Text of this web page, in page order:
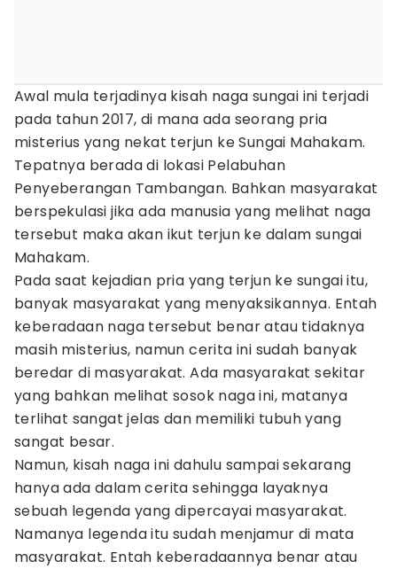
Awal mula terjadinya kisah naga sungai ini terjadi
pada tahun 2017, di mana ada seorang pria
misterius yang nekat terjun ke Sungai Mahakam.
Tepatnya berada di lokasi Pelabuhan
Penyeberangan Tambangan. Bahkan masyarakat
berspekulasi jika ada manusia yang melihat naga
tersebut maka akan ikut terjun ke dalam sungai
Mahakam.
Pada saat kejadian pria yang terjun ke sungai itu,
banyak masyarakat yang menyaksikannya. Entah
keberadaan naga tersebut benar atau tidaknya
masih misterius, namun cerita ini sudah banyak
beredar di masyarakat. Ada masyarakat sekitar
yang bahkan melihat sosok naga ini, matanya
terlihat sangat jelas dan memiliki tubuh yang
sangat besar.
Namun, kisah naga ini dahulu sampai sekarang
hanya ada dalam cerita sehingga layaknya
sebuah legenda yang dipercayai masyarakat.
Namanya legenda itu sudah menjamur di mata
masyarakat. Entah keberadaannya benar atau